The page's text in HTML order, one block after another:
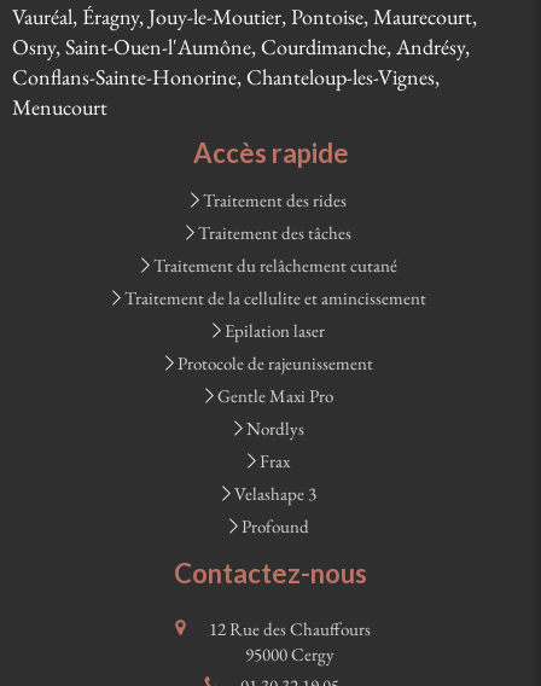
Vauréal, Éragny, Jouy-le-Moutier, Pontoise, Maurecourt,
Osny, Saint-Ouen-l'Aumône, Courdimanche, Andrésy,
Conflans-Sainte-Honorine, Chanteloup-les-Vignes,
Menucourt
Accès rapide
Traitement des rides
Traitement des tâches
Traitement du relâchement cutané
Traitement de la cellulite et amincissement
Epilation laser
Protocole de rajeunissement
Gentle Maxi Pro
Nordlys
Frax
Velashape 3
Profound
Contactez-nous
12 Rue des Chauffours
95000Cergy